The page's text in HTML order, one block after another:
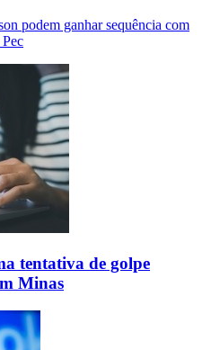
podem ganhar sequência com
tentativa de golpe
Minas